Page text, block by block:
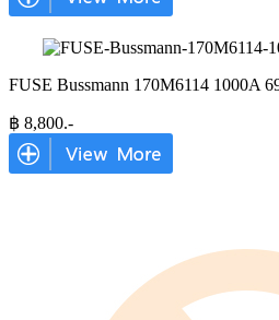
FUSE Bussmann 170M6114 1000A
฿ 8,800.-